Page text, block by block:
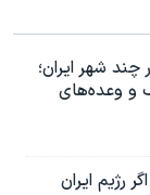
شهر ایران؛
و وعده‌های
رژیم ایران